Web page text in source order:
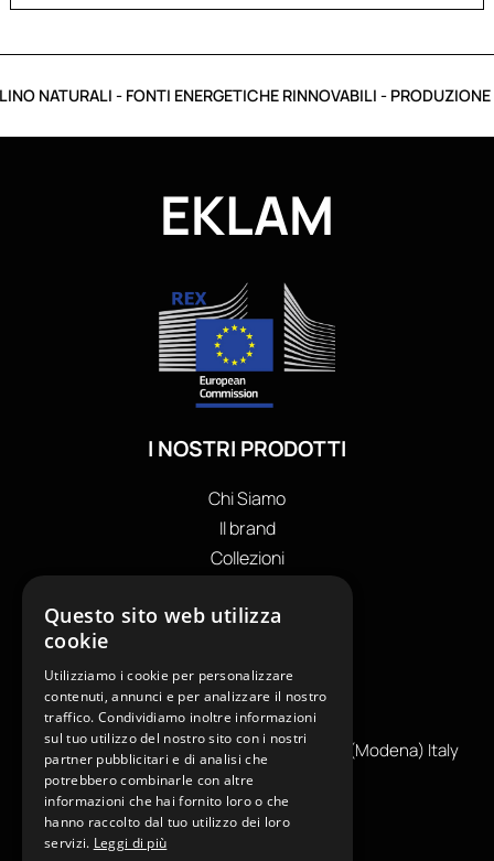
NATURALI - FONTI ENERGETICHE RINNOVABILI -
EKLAM
I NOSTRI PRODOTTI
Chi Siamo
Il brand
Collezioni
Private Label
+390599130036
info@reamcarpi.it
Via Alessandro Tassoni, 36C, 41012 CARPI (Modena) Italy
P. Iva IT04039970365
INFORMAZIONI UTILI
Questo sito web utilizza
cookie
Utilizziamo i cookie per personalizzare
contenuti, annunci e per analizzare il nostro
traffico. Condividiamo inoltre informazioni
sul tuo utilizzo del nostro sito con i nostri
partner pubblicitari e di analisi che
potrebbero combinarle con altre
informazioni che hai fornito loro o che
hanno raccolto dal tuo utilizzo dei loro
servizi. Leggi di più